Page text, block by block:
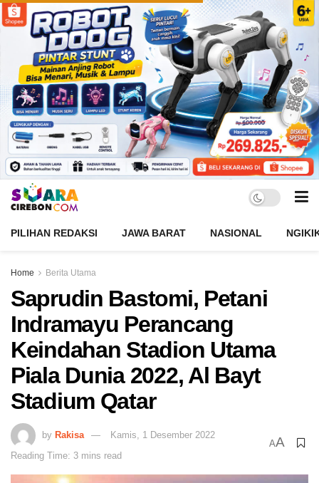
PILIHAN REDAKSI JAWA BARAT NASIONAL
Home Berita Utama
Saprudin Bastomi, Petani
Indramayu Perancang
Keindahan Stadion Utama
Piala Dunia 2022, Al Bayt
Stadium Qatar
by Rakisa
Kamis, 1 Desember 2022
Reading Time: 3 mins read
AA